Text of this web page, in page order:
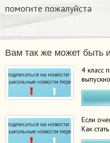
помогите пожалуйста ​
Вам так же может быть
4 класс
Если
Как